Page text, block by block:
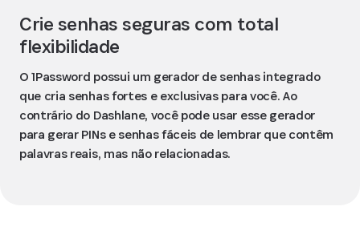
Crie senhas seguras com total
flexibilidade
O 1Password possui um gerador de senhas integrado
que cria senhas fortes e exclusivas para você. Ao
contrário do Dashlane, você pode usar esse gerador
para gerar PINs e senhas fáceis de lembrar que contêm
palavras reais, mas não relacionadas.